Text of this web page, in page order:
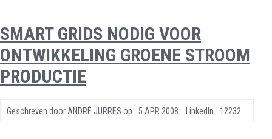
SMART GRIDS NODIG VOOR
ONTWIKKELING GROENE STROOM
PRODUCTIE
Geschreven door ANDRÉ JURRES op 5 APR 2008 12232
LinkedIn